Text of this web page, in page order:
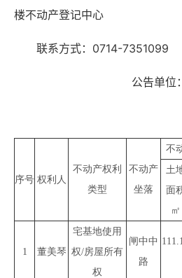
楼不动产登记中心
联系方式：0714-7351099
公告单位
序号 权利人
不动产权利
类型
不动产
坐落
不
土
面
㎡
1 董美琴
宅基地使用
权/房屋所有
权
闸中中
路